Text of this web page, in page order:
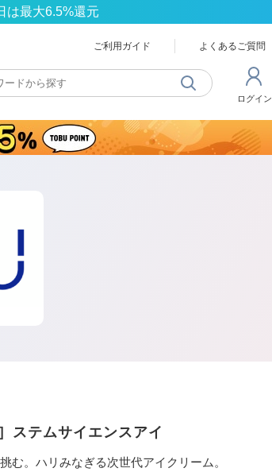
は最大6.5%還元
ご利用ガイド よくあるご質問
ログイン
ステムサイエンスアイ
む。ハリみなぎる次世代アイクリーム。